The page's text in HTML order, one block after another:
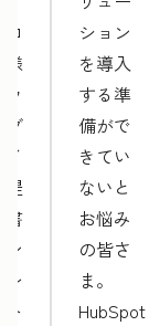
様
ブ
提
書
ション
を導入
する準
備がで
きてい
ないと
お悩み
の皆さ
ま。
HubSpot